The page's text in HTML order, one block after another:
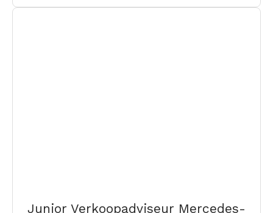
Junior Verkoopadviseur Mercedes-